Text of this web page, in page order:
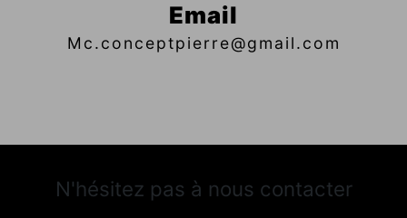
Email
mc.conceptpierre@gmail.com
N'hésitez pas à nous contacter